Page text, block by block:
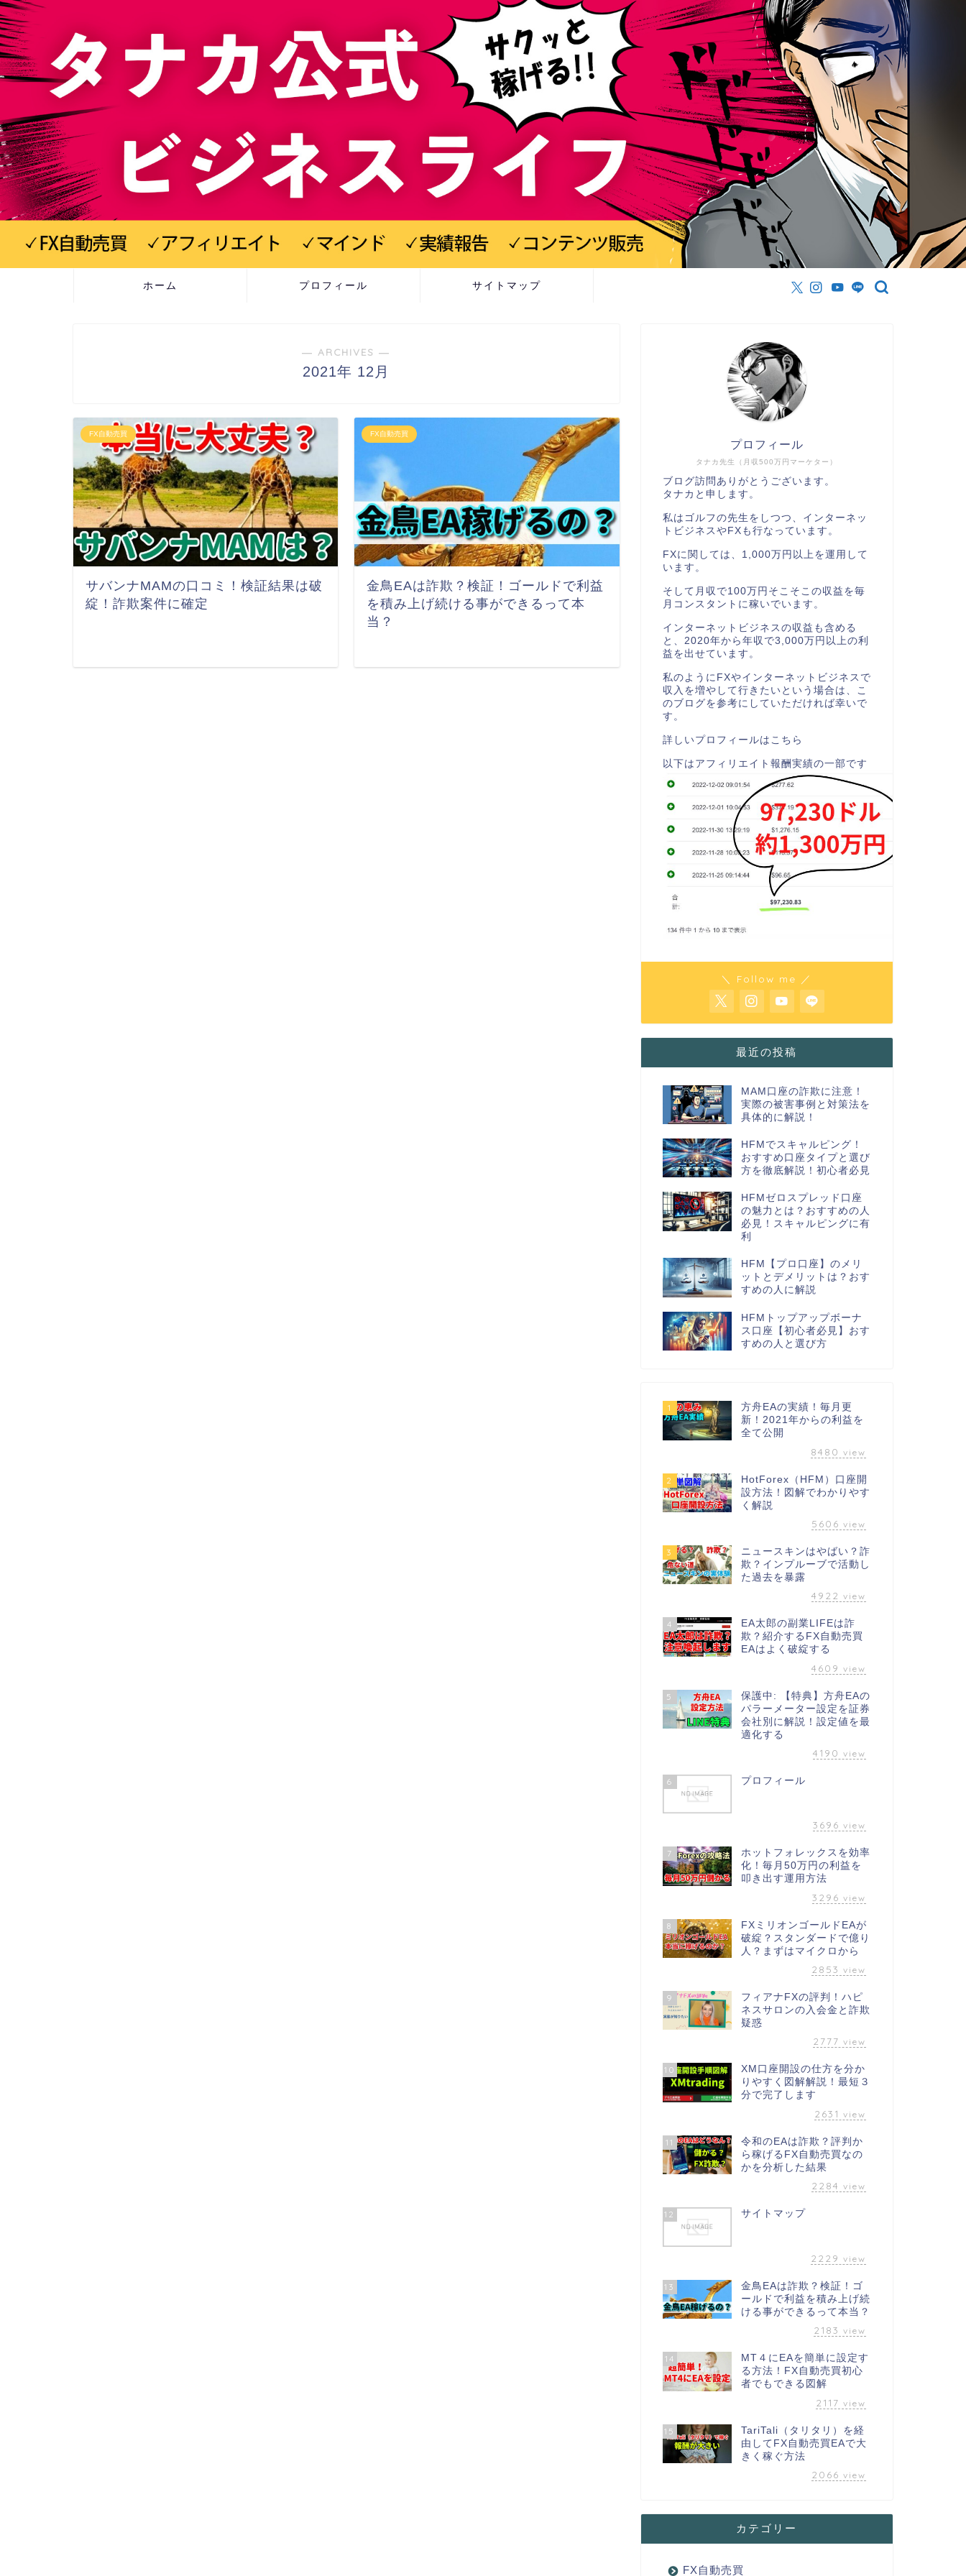
ホーム プロフィール サイトマップ
― ARCHIVES ―
2021年 12月
FX自動売買
サバンナMAMの口コミ！検証結果は破
綻！詐欺案件に確定
FX自動売買
金鳥EAは詐欺？検証！ゴールドで利益
を積み上げ続ける事ができるって本
当？
タナカ先生（月収500万円マーケター）
プロフィール
ブログ訪問ありがとうございます。
タナカと申します。
私はゴルフの先生をしつつ、インターネッ
トビジネスやFXも行なっています。
FXに関しては、1,000万円以上を運用して
います。
そして月収で100万円そこそこの収益を毎
月コンスタントに稼いでいます。
インターネットビジネスの収益も含める
と、2020年から年収で3,000万円以上の利
益を出せています。
私のようにFXやインターネットビジネスで
収入を増やして行きたいという場合は、こ
のブログを参考にしていただければ幸いで
す。
詳しいプロフィールはこちら
以下はアフィリエイト報酬実績の一部です
＼ Follow me ／
最近の投稿
MAM口座の詐欺に注意！
実際の被害事例と対策法を
具体的に解説！
HFMでスキャルピング！
おすすめ口座タイプと選び
方を徹底解説！初心者必見
HFMゼロスプレッド口座
の魅力とは？おすすめの人
必見！スキャルピングに有
利
HFM【プロ口座】のメリ
ットとデメリットは？おす
すめの人に解説
HFMトップアップボーナ
ス口座【初心者必見】おす
すめの人と選び方
1
方舟EAの実績！毎月更
新！2021年からの利益を
全て公開
8480 view
2
HotForex（HFM）口座開
設方法！図解でわかりやす
く解説
5606 view
3
ニュースキンはやばい？詐
欺？インプルーブで活動し
た過去を暴露
4922 view
4
EA太郎の副業LIFEは詐
欺？紹介するFX自動売買
EAはよく破綻する
4609 view
5
保護中: 【特典】方舟EAの
パラーメーター設定を証券
会社別に解説！設定値を最
適化する
4190 view
6 プロフィール
3696 view
7
ホットフォレックスを効率
化！毎月50万円の利益を
叩き出す運用方法
3296 view
8
FXミリオンゴールドEAが
破綻？スタンダードで億り
人？まずはマイクロから
2853 view
9
フィアナFXの評判！ハピ
ネスサロンの入会金と詐欺
疑惑
2777 view
10
XM口座開設の仕方を分か
りやすく図解解説！最短３
分で完了します
2631 view
11
令和のEAは詐欺？評判か
ら稼げるFX自動売買なの
かを分析した結果
2284 view
12 サイトマップ
2229 view
13
金鳥EAは詐欺？検証！ゴ
ールドで利益を積み上げ続
ける事ができるって本当？
2183 view
14
MT４にEAを簡単に設定す
る方法！FX自動売買初心
者でもできる図解
2117 view
15
TariTali（タリタリ）を経
由してFX自動売買EAで大
きく稼ぐ方法
2066 view
カテゴリー
FX自動売買